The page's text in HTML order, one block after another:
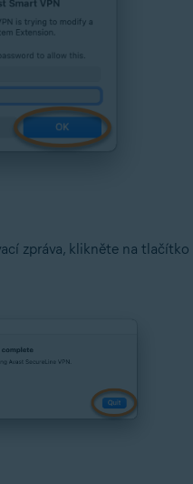
zpráva, klikněte na tlačítko